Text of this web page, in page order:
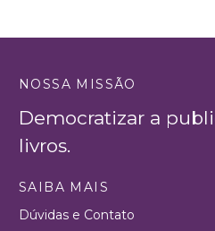
NOSSA MISSÃO
Democratizar a
livros.
SAIBA MAIS
Dúvidas e Contato